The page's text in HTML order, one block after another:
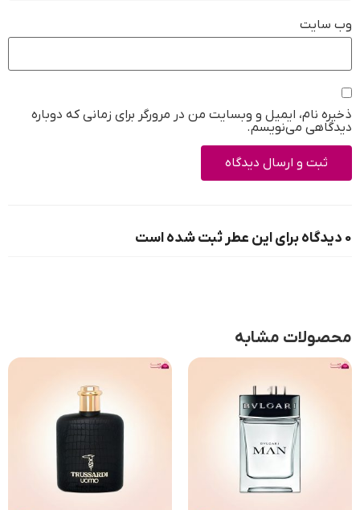
وب‌ سایت
ذخیره نام، ایمیل و وبسایت من در مرورگر برای زمانی که دوباره
دیدگاهی می‌نویسم.
0 دیدگاه برای این عطر ثبت شده است
محصولات مشابه